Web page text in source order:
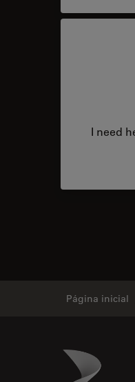
I need
Página inicial
Danaher Logo